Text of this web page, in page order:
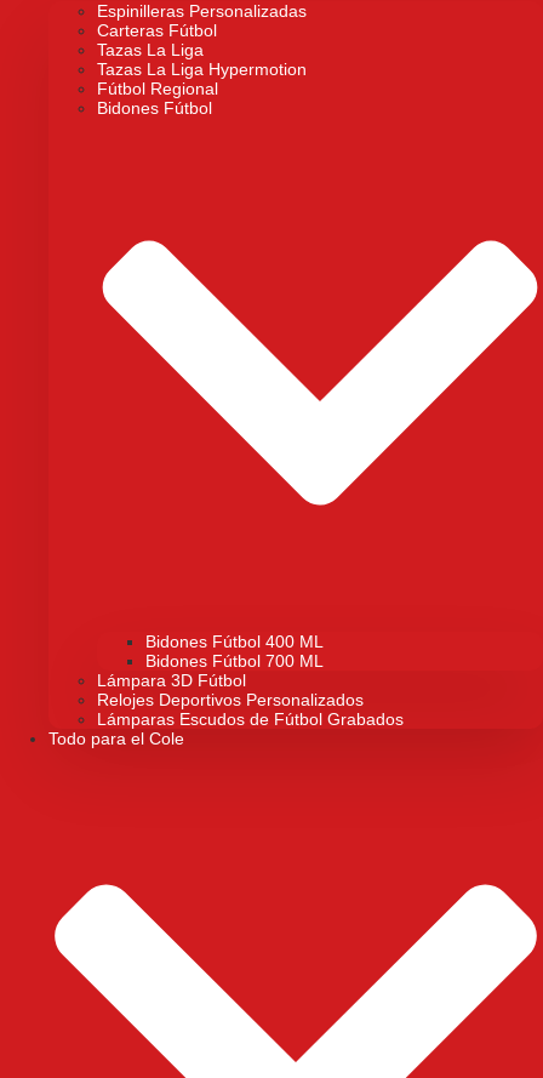
Espinilleras Personalizadas
Carteras Fútbol
Tazas La Liga
Tazas La Liga Hypermotion
Fútbol Regional
Bidones Fútbol
Bidones Fútbol 400 ML
Bidones Fútbol 700 ML
Lámpara 3D Fútbol
Relojes Deportivos Personalizados
Lámparas Escudos de Fútbol Grabados
Todo para el Cole